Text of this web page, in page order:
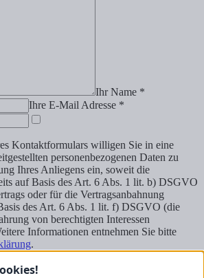
Ihr Name *
Ihre E-Mail Adresse *
Kontaktformulars willigen Sie in eine
personenbezogenen Daten zu
Ihres Anliegens ein, soweit die
auf Basis des Art. 6 Abs. 1 lit. b) DSGVO
oder für die Vertragsanbahnung
des Art. 6 Abs. 1 lit. f) DSGVO (die
von berechtigten Interessen
Informationen entnehmen Sie bitte
.